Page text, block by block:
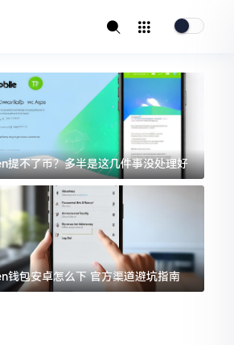
提不了币？多半是这几件事没处理好
钱包安卓怎么下 官方渠道避坑指南